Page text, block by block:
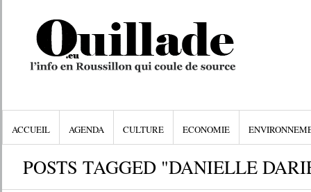
ACCUEIL AGENDA CULTURE ECONOMIE
POSTS TAGGED "DANIELLE